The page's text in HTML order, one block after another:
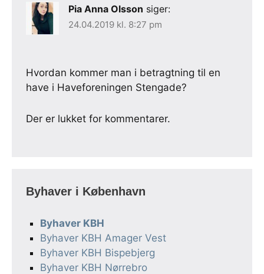
Pia Anna Olsson siger:
24.04.2019 kl. 8:27 pm
Hvordan kommer man i betragtning til en
have i Haveforeningen Stengade?
Der er lukket for kommentarer.
Byhaver i København
Byhaver KBH
Byhaver KBH Amager Vest
Byhaver KBH Bispebjerg
Byhaver KBH Nørrebro